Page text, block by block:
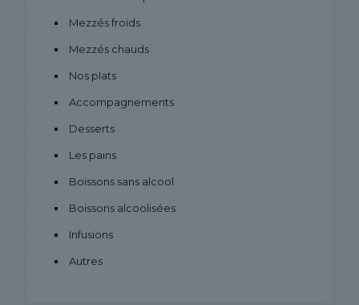
Mezzés froids
Mezzés chauds
Nos plats
Accompagnements
Desserts
Les pains
Boissons sans alcool
Boissons alcoolisées
Infusions
Autres